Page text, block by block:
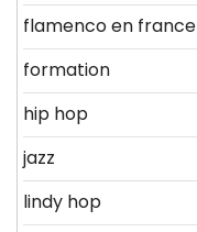
flamenco en france
formation
hip hop
jazz
lindy hop